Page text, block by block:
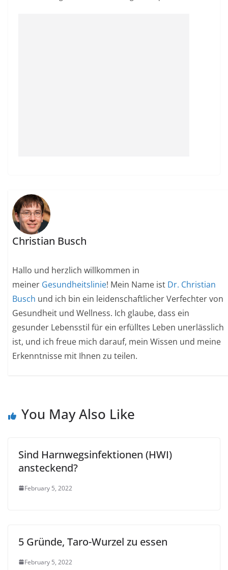
Christian Busch
Hallo und herzlich willkommen in
meiner Gesundheitslinie! Mein Name ist Dr. Christian
Busch und ich bin ein leidenschaftlicher Verfechter von
Gesundheit und Wellness. Ich glaube, dass ein
gesunder Lebensstil für ein erfülltes Leben unerlässlich
ist, und ich freue mich darauf, mein Wissen und meine
Erkenntnisse mit Ihnen zu teilen.
You May Also Like
Sind Harnwegsinfektionen (HWI)
ansteckend?
February 5, 2022
5 Gründe, Taro-Wurzel zu essen
February 5, 2022